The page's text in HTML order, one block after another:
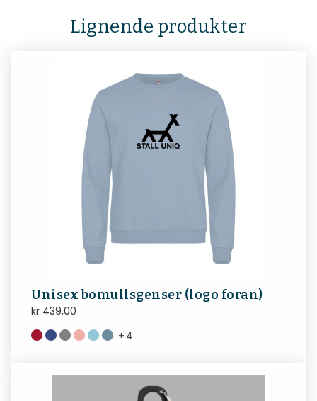
Lignende produkter
Unisex bomullsgenser (logo foran)
kr 439,00
+ 4